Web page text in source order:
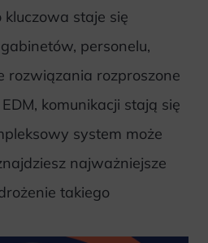
staje się
personelu,
rozwiązania rozproszone
komunikacji stają się
system może
najważniejsze
takiego